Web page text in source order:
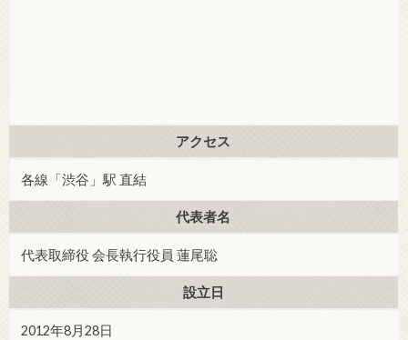
アクセス
各線「渋谷」駅 直結
代表者名
代表取締役 会長執行役員 蓮尾聡
設立日
2012年8月28日